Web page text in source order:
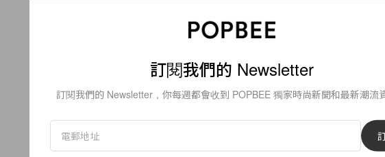
戴安娜王妃還有個遺憾？但凱
了她的心願！
同樣誕下皇室繼承人，也同樣希望子女過著正常、快樂的童年，
訂閱我們的 Newsletter
訂閱我們的 Newsletter，你每週都會收到 POPBEE 獨家時尚新聞和最新潮流